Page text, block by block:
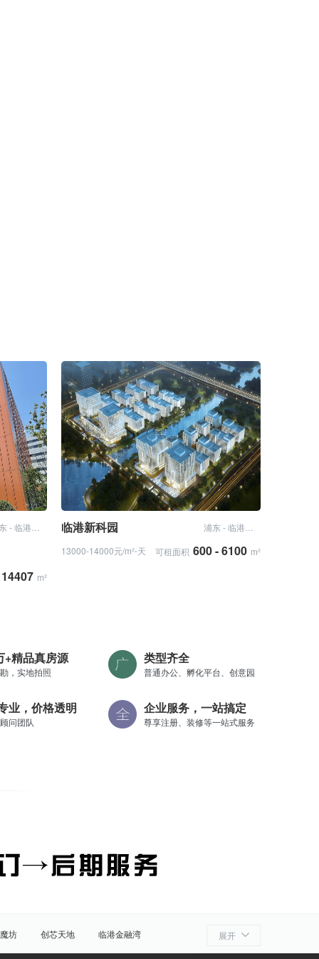
m²
临港新科园
13000-14000元/m²⋅天
可租面积 600 - 6100 m²
+精品真房源
，实地拍照
类型齐全
普通办公、孵化平台、创意园
业，价格透明
问团队
企业服务，一站搞定
尊享注册、装修等一站式服务
展开
坊 创芯天地 临港金融湾